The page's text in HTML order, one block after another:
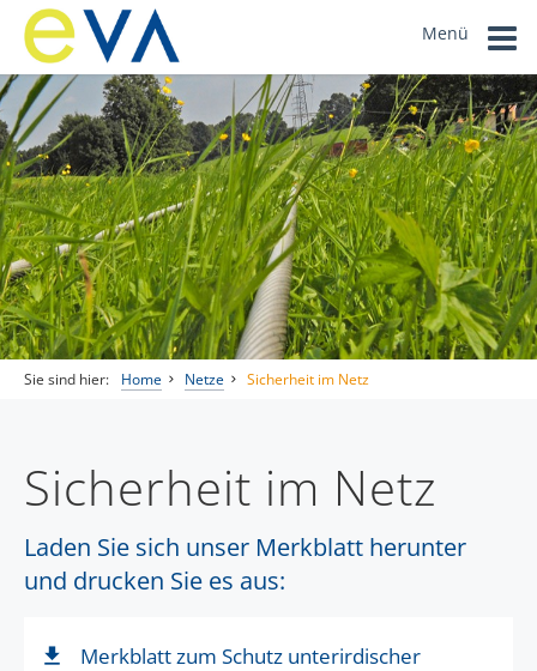
Menü
Sie sind hier: Home Netze Sicherheit im Netz
Sicherheit im Netz
Laden Sie sich unser Merkblatt herunter
und drucken Sie es aus:
Merkblatt zum Schutz unterirdischer